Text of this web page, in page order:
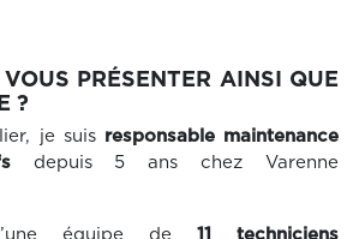
PRÉSENTER AINSI QUE
?
je suis responsable maintenance
depuis 5 ans chez Varenne
équipe de 11 techniciens